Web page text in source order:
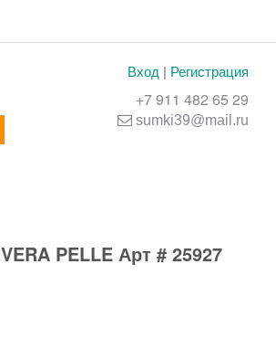
Вход | Регистрация
+7 911 482 65 29
sumki39@mail.ru
VERA PELLE Арт # 25927